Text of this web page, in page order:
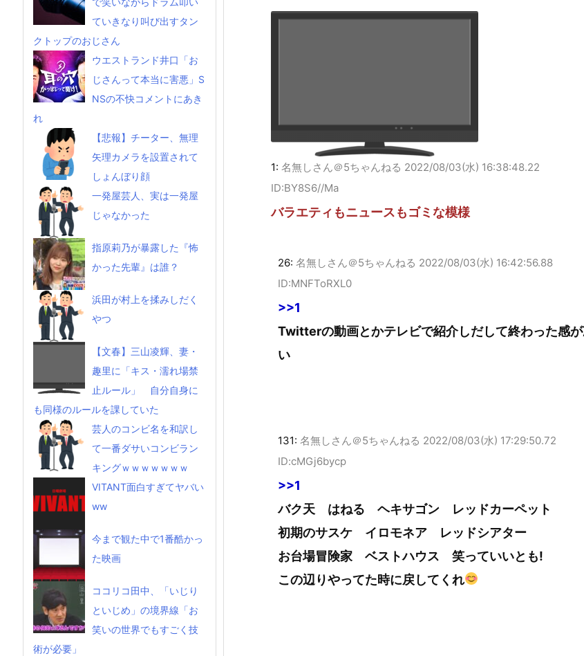
1: 名無しさん＠5ちゃんねる 2022/08/03(水) 16:38:48.22
ID:BY8S6//Ma
バラエティもニュースもゴミな模様
26: 名無しさん＠5ちゃんねる 2022/08/03(水) 16:42:56.88
ID:MNFToRXL0
>>1
Twitterの動画とかテレビで紹介しだして終わった感
い
131: 名無しさん＠5ちゃんねる 2022/08/03(水) 17:29:50.72
ID:cMGj6bycp
>>1
バク天 はねる ヘキサゴン レッドカーペット
初期のサスケ イロモネア レッドシアター
お台場冒険家 ベストハウス 笑っていいとも!
この辺りやってた時に戻してくれ
ていきなり叫び出すタン
クトップのおじさん
ウエストランド井口「お
じさんって本当に害悪」S
NSの不快コメントにあき
れ
【悲報】チーター、無理
矢理カメラを設置されて
しょんぼり顔
一発屋芸人、実は一発屋
じゃなかった
指原莉乃が暴露した『怖
かった先輩』は誰？
浜田が村上を揉みしだく
やつ
【文春】三山凌輝、妻・
趣里に「キス・濡れ場禁
止ルール」 自分自身に
も同様のルールを課していた
芸人のコンビ名を和訳し
て一番ダサいコンビラン
キングｗｗｗｗｗｗｗ
VITANT面白すぎてヤバい
ww
今まで観た中で1番酷かっ
た映画
ココリコ田中、「いじり
といじめ」の境界線「お
笑いの世界でもすごく技
術が必要」